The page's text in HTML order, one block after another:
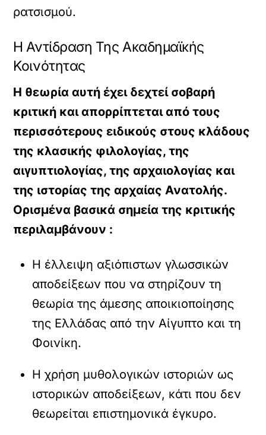
ρατσισμού.
Η Αντίδραση Της Ακαδημαϊκής
Κοινότητας
Η θεωρία αυτή έχει δεχτεί σοβαρή
κριτική και απορρίπτεται από τους
περισσότερους ειδικούς στους κλάδους
της κλασικής φιλολογίας, της
αιγυπτιολογίας, της αρχαιολογίας και
της ιστορίας της αρχαίας Ανατολής.
Ορισμένα βασικά σημεία της κριτικής
περιλαμβάνουν :
Η έλλειψη αξιόπιστων γλωσσικών
αποδείξεων που να στηρίζουν τη
θεωρία της άμεσης αποικιοποίησης
της Ελλάδας από την Αίγυπτο και τη
Φοινίκη.
Η χρήση μυθολογικών ιστοριών ως
ιστορικών αποδείξεων, κάτι που δεν
θεωρείται επιστημονικά έγκυρο.